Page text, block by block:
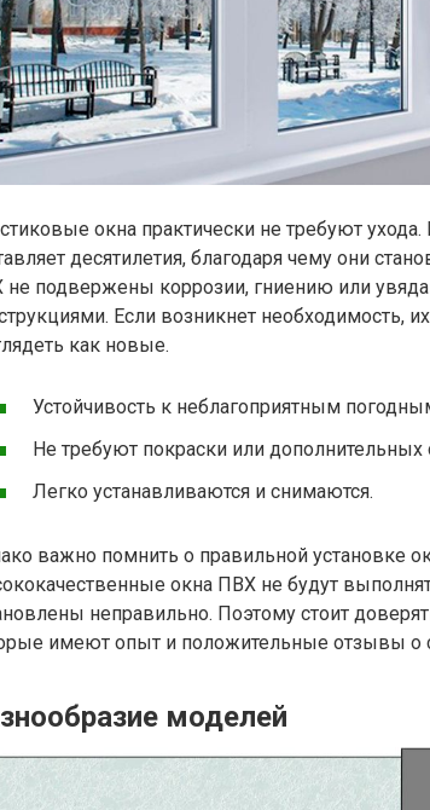
окна практически не требуют
десятилетия, благодаря чему они
не подвержены коррозии, гниению или
Если возникнет необходимость,
как новые.
Устойчивость к неблагоприятным
Не требуют покраски или дополнительных
Легко устанавливаются и снимаются.
важно помнить о правильной установке
окна ПВХ не будут
неправильно. Поэтому стоит
имеют опыт и положительные отзывы о
моделей